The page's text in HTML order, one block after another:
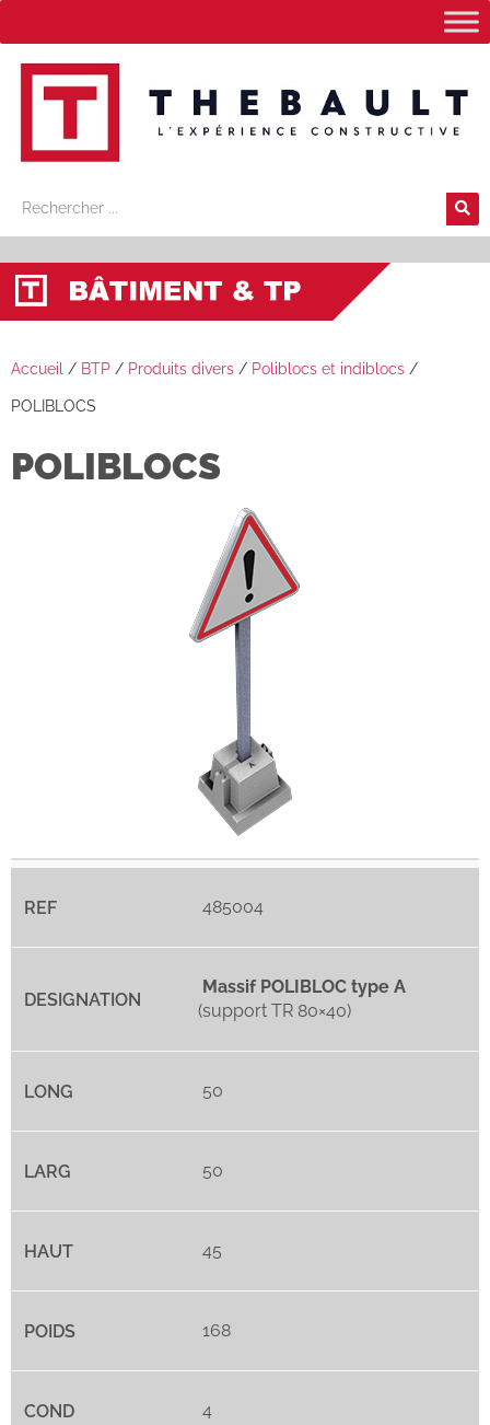
Accueil / BTP / Produits divers / Poliblocs et indiblocs /
POLIBLOCS
POLIBLOCS
485004
Massif POLIBLOC type A
(support TR 80×40)
50
50
45
168
4